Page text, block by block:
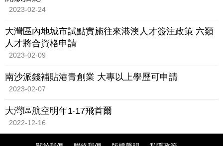
2023-02-24
大灣區內地城市試點實施往來港澳人才簽注政策 六類
人才將合資格申請
2023-02-09
南沙派錢補貼港青創業 大專以上學歷可申請
2023-02-07
大灣區航空明年1‧17飛首爾
2022-12-16